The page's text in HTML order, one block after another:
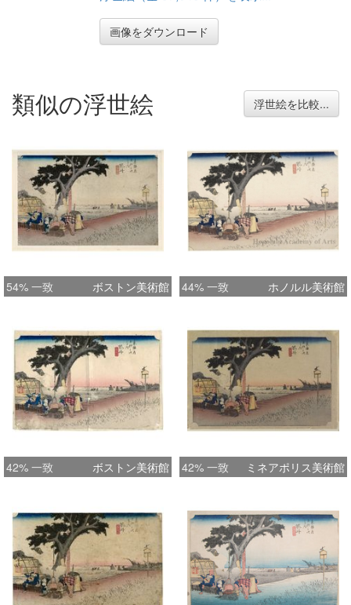
画像をダウンロード
類似の浮世絵 浮世絵を比較...
54% 一致 ボストン美術館 44% 一致 ホノルル美術館
42% 一致 ボストン美術館 42% 一致 ミネアポリス美術館